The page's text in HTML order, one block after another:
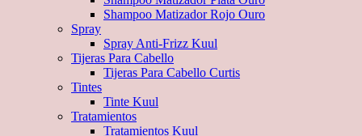
Shampoo Matizador Rojo Ouro
Spray
Spray Anti-Frizz Kuul
Tijeras Para Cabello
Tijeras Para Cabello Curtis
Tintes
Tinte Kuul
Tratamientos
Tratamientos Kuul